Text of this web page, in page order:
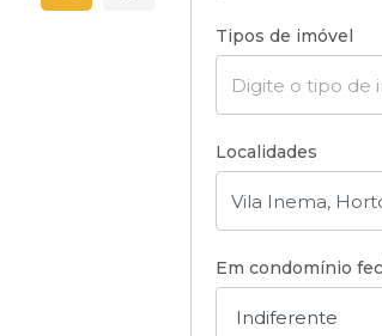
Tipos de imóvel
Localidades
Em condomínio